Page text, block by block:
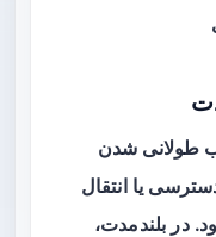
طولانی شدن
یا انتقال
در بلندمدت،